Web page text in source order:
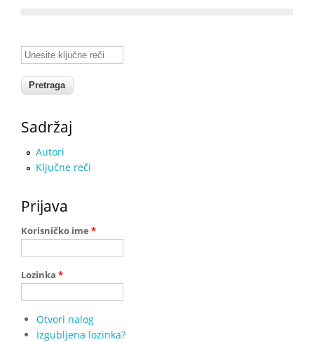
Unesite ključne reči
Sadržaj
Autori
Ključne reči
Prijava
Korisničko ime *
Lozinka *
Otvori nalog
Izgubljena lozinka?